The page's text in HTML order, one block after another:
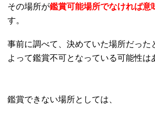
その場所が鑑賞可能場所でなければ意
す。
事前に調べて、決めていた場所だった
よって鑑賞不可となっている可能性は
鑑賞できない場所としては、